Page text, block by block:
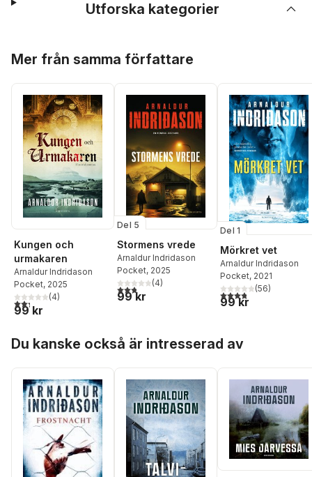
Utforska kategorier
Mer från samma författare
Kungen och
urmakaren
Arnaldur Indridason
Pocket, 2025
2,3utav 5 stjärnor. Totalt antal röster:
(4)
99 kr
Del 5
Stormens vrede
Arnaldur Indridason
Pocket, 2025
2,8utav 5 stjärnor. Totalt antal röster:
(4)
99 kr
Del 1
Mörkret vet
Arnaldur Indridason
Pocket, 2021
3,8utav 5 stjärnor.
(56)
99 kr
Du kanske också är intresserad av